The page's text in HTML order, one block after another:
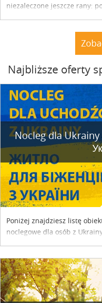
niezaleczone jeszcze rany:
dacze. Nie stoją. A natura
Najbliższe oferty
Nocleg dla
Poniżej znajdziesz listę
noclegowe dla osób z